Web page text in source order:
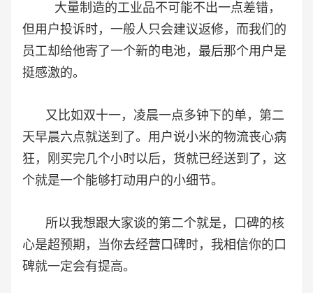
大量制造的工业品不可能不出一点差错，
但用户投诉时，一般人只会建议返修，而我们的
员工却给他寄了一个新的电池，最后那个用户是
挺感激的。
又比如双十一，凌晨一点多钟下的单，第二
天早晨六点就送到了。用户说小米的物流丧心病
狂，刚买完几个小时以后，货就已经送到了，这
个就是一个能够打动用户的小细节。
所以我想跟大家谈的第二个就是，口碑的核
心是超预期，当你去经营口碑时，我相信你的口
碑就一定会有提高。